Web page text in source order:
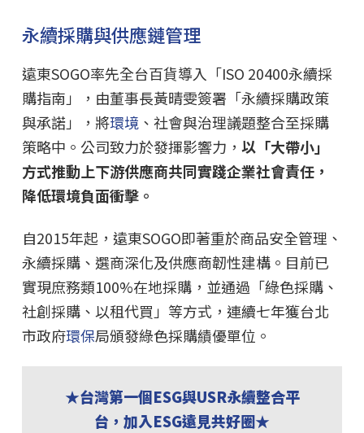
永續採購與供應鏈管理
遠東SOGO率先全台百貨導入「ISO 20400永續採
購指南」，由董事長黃晴雯簽署「永續採購政策
與承諾」，將環境、社會與治理議題整合至採購
策略中。公司致力於發揮影響力， 以「大帶小」
方式推動上下游供應商共同實踐企業社會責任，
降低環境負面衝擊。
自2015年起，遠東SOGO即著重於商品安全管理、
永續採購、選商深化及供應商韌性建構。目前已
實現庶務類100%在地採購，並通過「綠色採購、
社創採購、以租代買」等方式，連續七年獲台北
市政府環保局頒發綠色採購績優單位。
★台灣第一個ESG與USR永續整合平
台，加入ESG遠見共好圈★